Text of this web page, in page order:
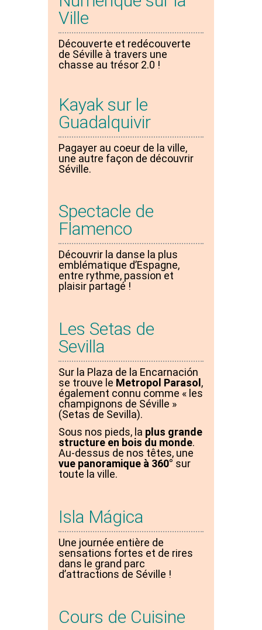
Ville
Découverte et redécouverte
de Séville à travers une
chasse au trésor 2.0 !
Kayak sur le
Guadalquivir
Pagayer au coeur de la ville,
une autre façon de découvrir
Séville.
Spectacle de
Flamenco
Découvrir la danse la plus
emblématique d’Espagne,
entre rythme, passion et
plaisir partagé !
Les Setas de
Sevilla
Sur la Plaza de la Encarnación
se trouve le Metropol Parasol,
également connu comme « les
champignons de Séville »
(Setas de Sevilla).
Sous nos pieds, la plus grande
structure en bois du monde.
Au-dessus de nos têtes, une
vue panoramique à 360° sur
toute la ville.
Isla Mágica
Une journée entière de
sensations fortes et de rires
dans le grand parc
d’attractions de Séville !
Cours de Cuisine